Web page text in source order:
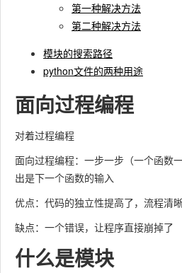
第一种解决方法
第二种解决方法
模块的搜索路径
python文件的两种用途
面向过程编程
对着过程编程
面向过程编程：一步一步（一个函数
出是下一个函数的输入
优点：代码的独立性提高了，流程清
缺点：一个错误，让程序直接崩掉了
什么是模块